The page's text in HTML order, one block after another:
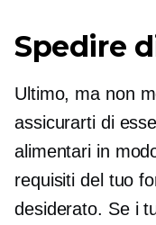
Spedire
Ultimo, ma non
assicurarti di
alimentari in
requisiti del tuo
desiderato. Se i